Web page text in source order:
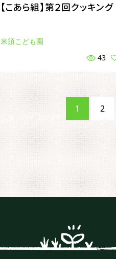
【こあら組】第２回クッキング
米須こども園
43
1 2